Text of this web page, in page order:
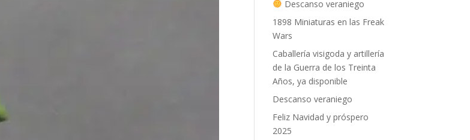
Descanso veraniego
1898 Miniaturas en las Freak
Wars
Caballería visigoda y artillería
de la Guerra de los Treinta
Años, ya disponible
Descanso veraniego
Feliz Navidad y próspero
2025